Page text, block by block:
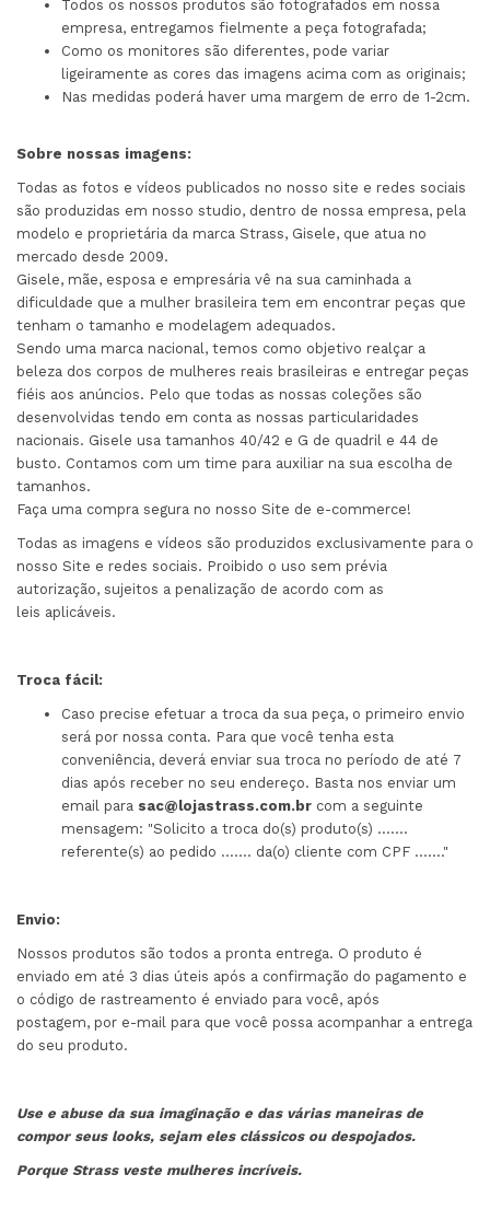
Todos os nossos produtos são fotografados em nossa
empresa, entregamos fielmente a peça fotografada;
Como os monitores são diferentes, pode variar
ligeiramente as cores das imagens acima com as originais;
Nas medidas poderá haver uma margem de erro de 1-2cm.
Sobre nossas imagens:
Todas as fotos e vídeos publicados no nosso site e redes sociais
são produzidas em nosso studio, dentro de nossa empresa, pela
modelo e proprietária da marca Strass, Gisele, que atua no
mercado desde 2009.
Gisele, mãe, esposa e empresária vê na sua caminhada a
dificuldade que a mulher brasileira tem em encontrar peças que
tenham o tamanho e modelagem adequados.
Sendo uma marca nacional, temos como objetivo realçar a
beleza dos corpos de mulheres reais brasileiras e entregar peças
fiéis aos anúncios. Pelo que todas as nossas coleções são
desenvolvidas tendo em conta as nossas particularidades
nacionais. Gisele usa tamanhos 40/42 e G de quadril e 44 de
busto. Contamos com um time para auxiliar na sua escolha de
tamanhos.
Faça uma compra segura no nosso Site de e-commerce!
Todas as imagens e vídeos são produzidos exclusivamente para o
nosso Site e redes sociais. Proibido o uso sem prévia
autorização, sujeitos a penalização de acordo com as
leis aplicáveis.
Troca fácil:
Caso precise efetuar a troca da sua peça, o primeiro envio
será por nossa conta. Para que você tenha esta
conveniência, deverá enviar sua troca no período de até 7
dias após receber no seu endereço. Basta nos enviar um
email para sac@lojastrass.com.br com a seguinte
mensagem: "Solicito a troca do(s) produto(s) .......
referente(s) ao pedido ....... da(o) cliente com CPF ......."
Envio:
Nossos produtos são todos a pronta entrega. O produto é
enviado em até 3 dias úteis após a confirmação do pagamento e
o código de rastreamento é enviado para você, após
postagem, por e-mail para que você possa acompanhar a entrega
do seu produto.
Use e abuse da sua imaginação e das várias maneiras de
compor seus looks, sejam eles clássicos ou despojados.
Porque Strass veste mulheres incríveis.